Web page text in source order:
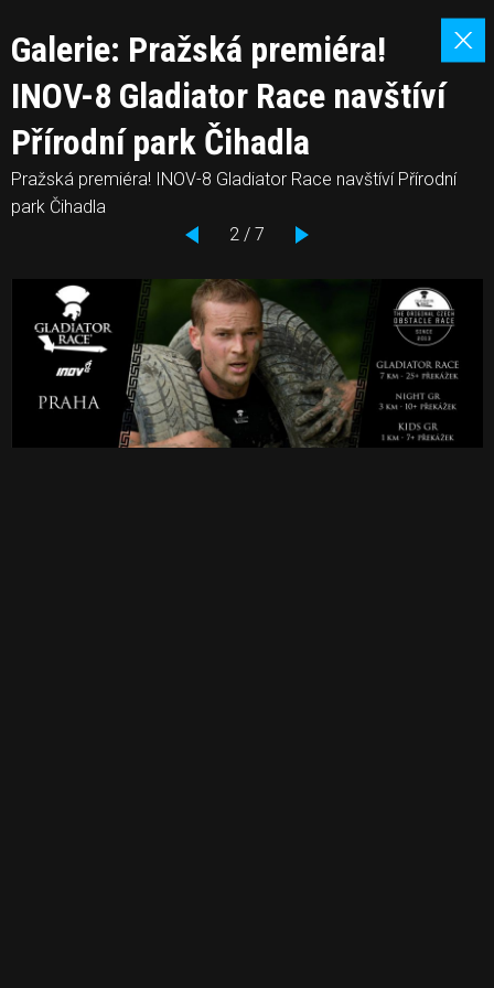
Galerie: Pražská premiéra!
INOV-8 Gladiator Race navštíví
Přírodní park Čihadla
Pražská premiéra! INOV-8 Gladiator Race navštíví Přírodní
park Čihadla
2 / 7